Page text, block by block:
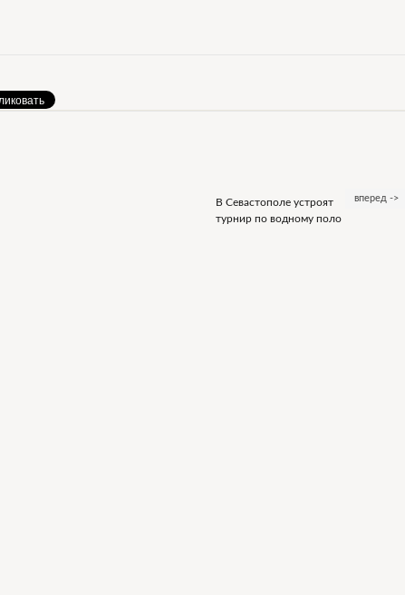
вперед ->
В Севастополе устроят
турнир по водному поло